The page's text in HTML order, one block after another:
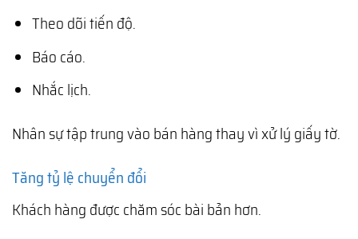
Theo dõi tiến độ.
Báo cáo.
Nhắc lịch.
Nhân sự tập trung vào bán hàng thay vì xử lý giấy tờ.
Tăng tỷ lệ chuyển đổi
Khách hàng được chăm sóc bài bản hơn.